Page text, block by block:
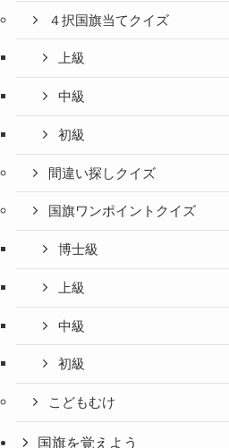
４択国旗当てクイズ
上級
中級
初級
間違い探しクイズ
国旗ワンポイントクイズ
博士級
上級
中級
初級
こどもむけ
国旗を覚えよう